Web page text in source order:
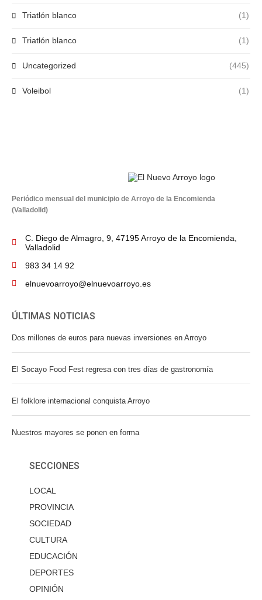
Triatlón blanco (1)
Triatlón blanco (1)
Uncategorized (445)
Voleibol (1)
Periódico mensual del municipio de Arroyo de la Encomienda
(Valladolid)
C. Diego de Almagro, 9, 47195 Arroyo de la Encomienda,
Valladolid
983 34 14 92
elnuevoarroyo@elnuevoarroyo.es
ÚLTIMAS NOTICIAS
Dos millones de euros para nuevas inversiones en Arroyo
El Socayo Food Fest regresa con tres días de gastronomía
El folklore internacional conquista Arroyo
Nuestros mayores se ponen en forma
SECCIONES
LOCAL
PROVINCIA
SOCIEDAD
CULTURA
EDUCACIÓN
DEPORTES
OPINIÓN